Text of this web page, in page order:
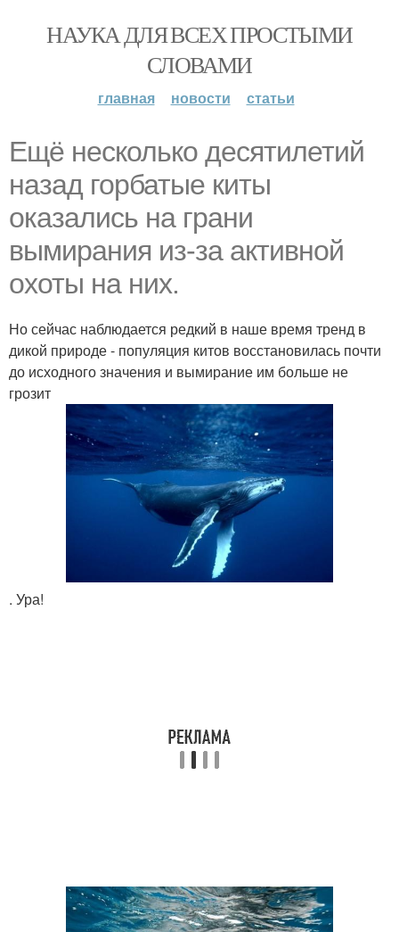
НАУКА ДЛЯ ВСЕХ ПРОСТЫМИ
СЛОВАМИ
главная новости статьи
Ещё несколько десятилетий
назад горбатые киты
оказались на грани
вымирания из-за активной
охоты на них.
Но сейчас наблюдается редкий в наше время тренд в
дикой природе - популяция китов восстановилась почти
до исходного значения и вымирание им больше не
грозит
. Ура!